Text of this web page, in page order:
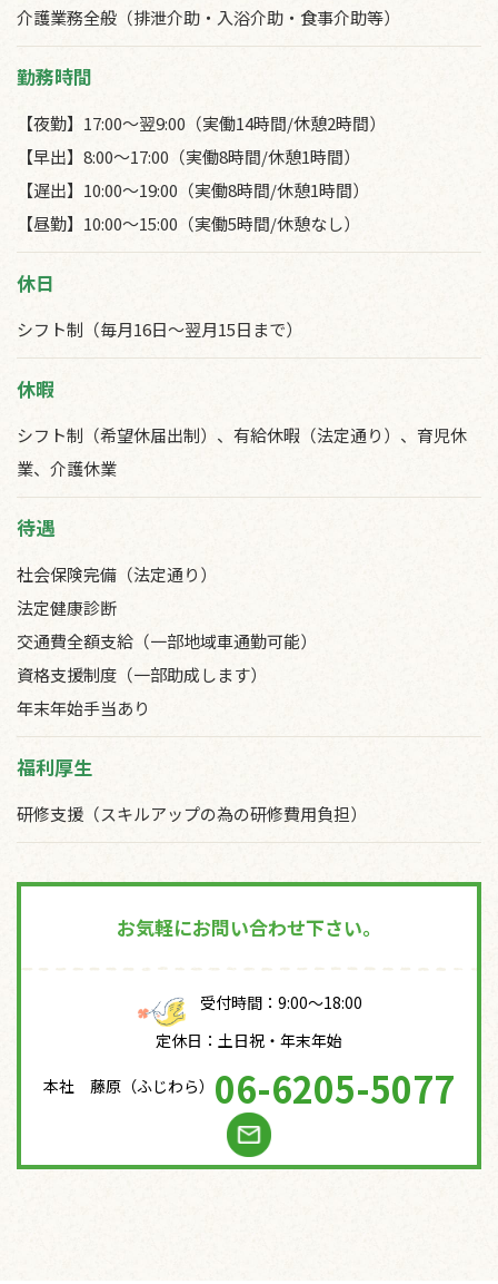
介護業務全般（排泄介助・入浴介助・食事介助等）
勤務時間
【夜勤】17:00～翌9:00（実働14時間/休憩2時間）
【早出】8:00～17:00（実働8時間/休憩1時間）
【遅出】10:00～19:00（実働8時間/休憩1時間）
【昼勤】10:00～15:00（実働5時間/休憩なし）
休日
シフト制（毎月16日～翌月15日まで）
休暇
シフト制（希望休届出制）、有給休暇（法定通り）、育児休
業、介護休業
待遇
社会保険完備（法定通り）
法定健康診断
交通費全額支給（一部地域車通勤可能）
資格支援制度（一部助成します）
年末年始手当あり
福利厚生
研修支援（スキルアップの為の研修費用負担）
お気軽にお問い合わせ下さい。
受付時間：9:00～18:00
定休日：土日祝・年末年始
本社 藤原（ふじわら） 06-6205-5077